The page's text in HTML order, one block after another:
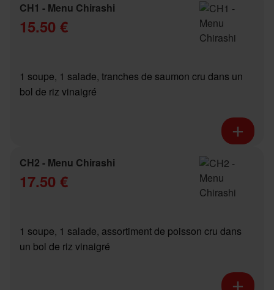
CH1 - Menu Chirashi
15.50 €
1 soupe, 1 salade, tranches de saumon cru dans un
bol de riz vinaigré
CH2 - Menu Chirashi
17.50 €
1 soupe, 1 salade, assortiment de poisson cru dans
un bol de riz vinaigré